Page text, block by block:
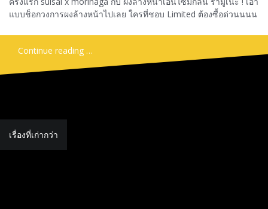
แบบช็อกวงการผงล้างหน้าไปเลย ใครที่ชอบ Limited ต้องซื้อด่วนนนน
Continue reading …
แนะแนว
เรื่อง
เรื่องที่เก่ากว่า